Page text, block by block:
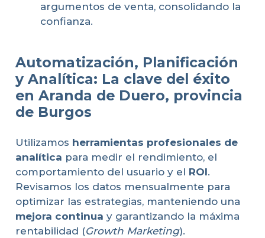
argumentos de venta, consolidando la
confianza.
Automatización, Planificación
y Analítica: La clave del éxito
en Aranda de Duero, provincia
de Burgos
Utilizamos herramientas profesionales de
analítica para medir el rendimiento, el
comportamiento del usuario y el ROI.
Revisamos los datos mensualmente para
optimizar las estrategias, manteniendo una
mejora continua y garantizando la máxima
rentabilidad (Growth Marketing).